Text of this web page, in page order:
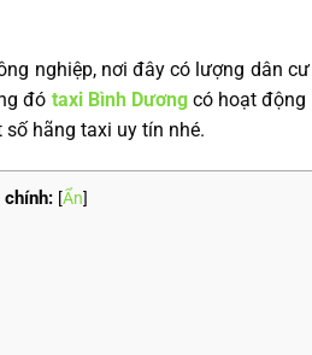
nghiệp, nơi đây có lượng dân
đó taxi Bình Dươngcó hoạt động
hãng taxi uy tín nhé.
chính: [Ẩn]